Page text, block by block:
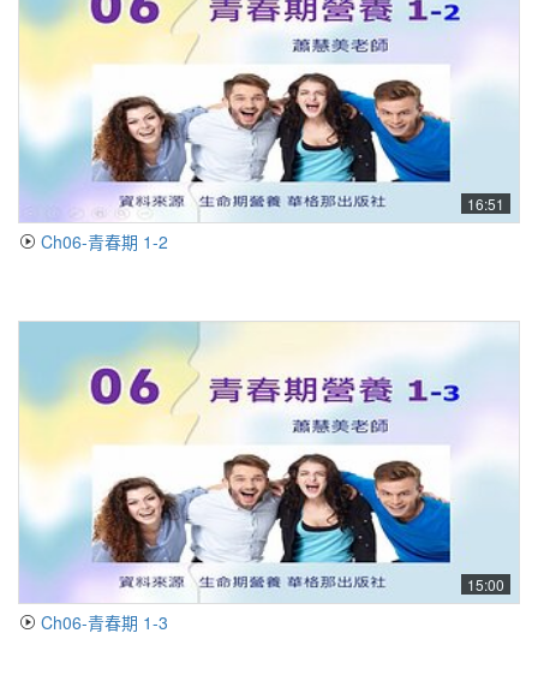
16:51
Ch06-青春期 1-2
15:00
Ch06-青春期 1-3